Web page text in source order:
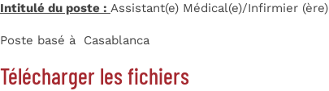
Intitulé du poste : Assistant(e) Médical(e)/Infirmier (ère)
Poste basé à Casablanca
Télécharger les fichiers